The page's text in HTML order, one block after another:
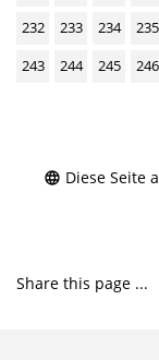
232
233 234 235
243
244 245 246
Diese Seite
Share this page ...